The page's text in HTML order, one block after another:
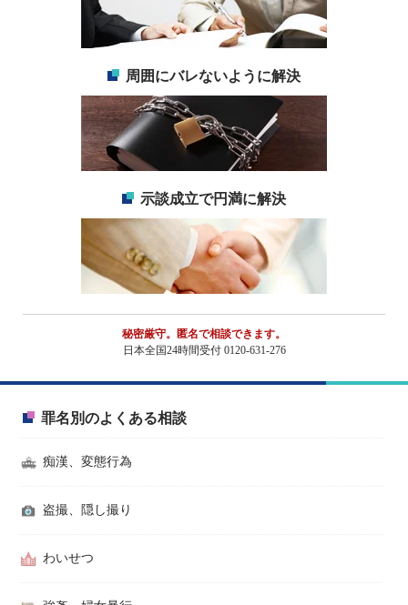
周囲にバレないように解決
示談成立で円満に解決
秘密厳守。匿名で相談できます。
日本全国24時間受付 0120-631-276
罪名別のよくある相談
痴漢、変態行為
盗撮、隠し撮り
わいせつ